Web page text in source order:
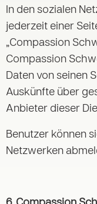
In den sozialen
jederzeit einer
„Compassion
Compassion
Daten von seinen
Auskünfte über
Anbieter dieser
Benutzer können
Netzwerken